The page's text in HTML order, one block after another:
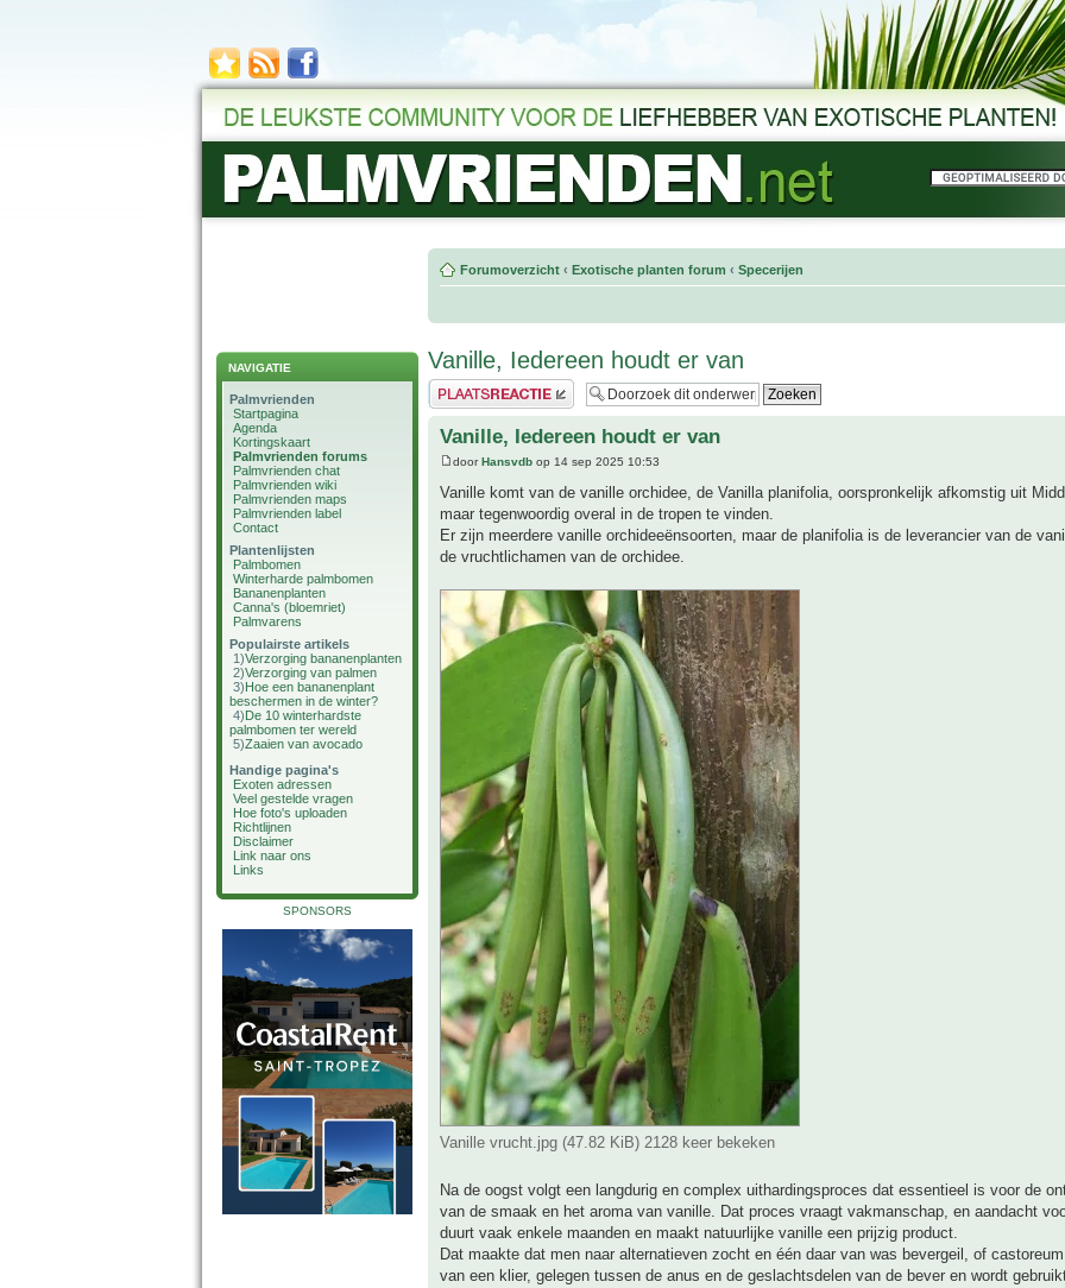
NAVIGATIE
Palmvrienden
Startpagina
Agenda
Kortingskaart
Palmvrienden forums
Palmvrienden chat
Palmvrienden wiki
Palmvrienden maps
Palmvrienden label
Contact
Plantenlijsten
Palmbomen
Winterharde palmbomen
Bananenplanten
Canna's (bloemriet)
Palmvarens
Populairste artikels
1)Verzorging bananenplanten
2)Verzorging van palmen
3)Hoe een bananenplant
beschermen in de winter?
4)De 10 winterhardste
palmbomen ter wereld
5)Zaaien van avocado
Handige pagina's
Exoten adressen
Veel gestelde vragen
Hoe foto's uploaden
Richtlijnen
Disclaimer
Link naar ons
Links
SPONSORS
Forumoverzicht ‹ Exotische planten forum ‹ Specerijen
Vanille, Iedereen houdt er van
Plaats een reactie
Vanille, Iedereen houdt er van
doorHansvdb op 14 sep 2025 10:53
Vanille komt van de vanille orchidee, de Vanilla planifolia, oorspronkelijk afkomstig uit
maar tegenwoordig overal in de tropen te vinden.
Er zijn meerdere vanille orchideeënsoorten, maar de planifolia is de leverancier van de
de vruchtlichamen van de orchidee.
Vanille vrucht.jpg (47.82 KiB) 2128 keer bekeken
Na de oogst volgt een langdurig en complex uithardingsproces dat essentieel is voor de
van de smaak en het aroma van vanille. Dat proces vraagt vakmanschap, en aandacht
duurt vaak enkele maanden en maakt natuurlijke vanille een prijzig product.
Dat maakte dat men naar alternatieven zocht en één daar van was bevergeil, of
van een klier, gelegen tussen de anus en de geslachtsdelen van de bever en wordt